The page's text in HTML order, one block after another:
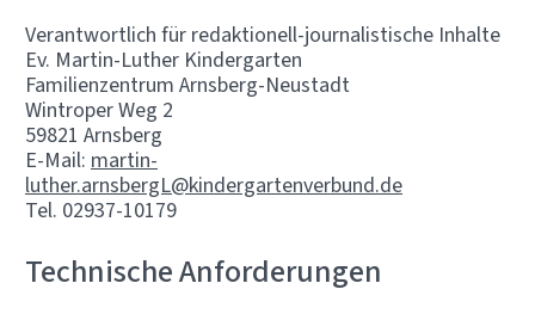
Verantwortlich für redaktionell-journalistische Inhalte
Ev. Martin-Luther Kindergarten
Familienzentrum Arnsberg-Neustadt
Wintroper Weg 2
59821 Arnsberg
E-Mail: martin-
luther.arnsbergL@kindergartenverbund.de
Tel. 02937-10179
Technische Anforderungen